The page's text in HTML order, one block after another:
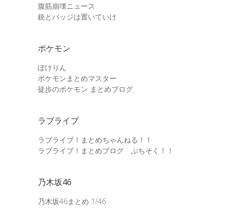
腹筋崩壊ニュース
銃とバッジは置いていけ
ポケモン
ぽけりん
ポケモンまとめマスター
徒歩のポケモン まとめブログ
ラブライブ
ラブライブ！まとめちゃんねる！！
ラブライブ！まとめブログ ぷちそく！！
乃木坂46
乃木坂46まとめ 1/46